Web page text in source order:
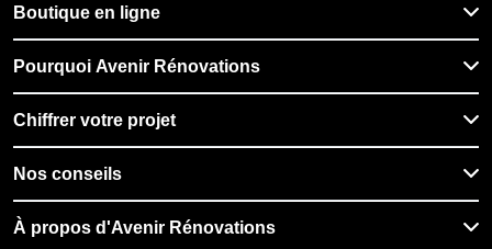
Boutique en ligne
Pourquoi Avenir Rénovations
Chiffrer votre projet
Nos conseils
À propos d'Avenir Rénovations